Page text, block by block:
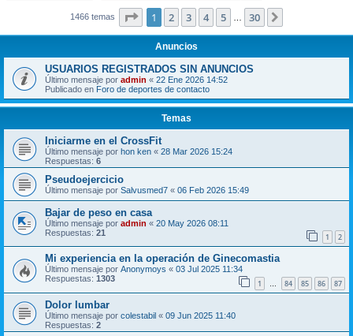
1466 temas Página de 30
1 2 3 4 5 30
Anuncios
USUARIOS REGISTRADOS SIN ANUNCIOS
Último mensaje por admin « 22 Ene 2026 14:52
Publicado en Foro de deportes de contacto
Temas
Iniciarme en el CrossFit
Último mensaje por hon ken « 28 Mar 2026 15:24
Respuestas: 6
Pseudoejercicio
Último mensaje por Salvusmed7 « 06 Feb 2026 15:49
Bajar de peso en casa
Último mensaje por admin « 20 May 2026 08:11
Respuestas: 21 1 2
Mi experiencia en la operación de Ginecomastia
Último mensaje por Anonymoys « 03 Jul 2025 11:34
Respuestas: 1303 1 … 84 85 86 87
Dolor lumbar
Último mensaje por colestabil « 09 Jun 2025 11:40
Respuestas: 2